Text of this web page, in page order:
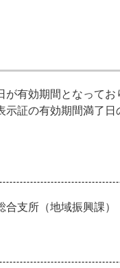
有効期間となってお
証の有効期間満了
支所（地域振興課）